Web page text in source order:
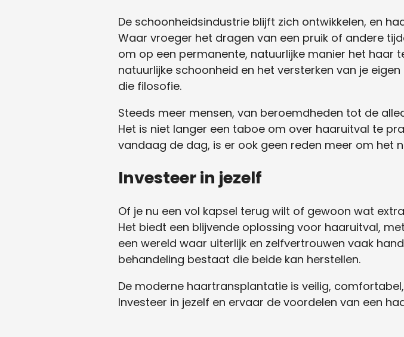
De schoonheidsindustrie blijft zich ontwikkelen, en
Waar vroeger het dragen van een pruik of andere
om op een permanente, natuurlijke manier het haar
natuurlijke schoonheid en het versterken van je
die filosofie.
Steeds meer mensen, van beroemdheden tot de
Het is niet langer een taboe om over haaruitval te
vandaag de dag, is er ook geen reden meer om het
Investeer in jezelf
Of je nu een vol kapsel terug wilt of gewoon wat
Het biedt een blijvende oplossing voor haaruitval,
een wereld waar uiterlijk en zelfvertrouwen vaak
behandeling bestaat die beide kan herstellen.
De moderne haartransplantatie is veilig,
Investeer in jezelf en ervaar de voordelen van een